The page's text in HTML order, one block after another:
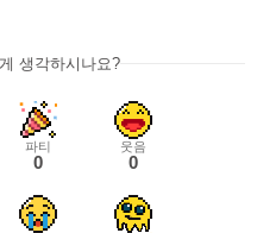
생각하시나요?
파티
0
웃음
0